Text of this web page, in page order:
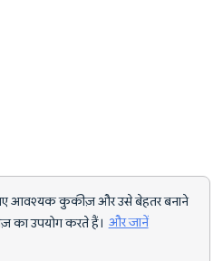
आवश्यक कुकीज़ और उसे बेहतर बनाने
का उपयोग करते हैं। और जानें